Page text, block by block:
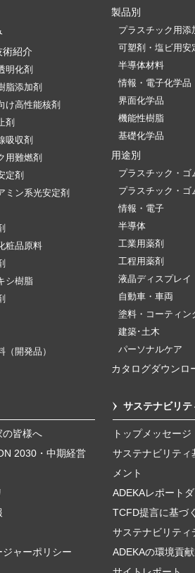
術紹介
明化剤
脂添加剤
け高性能核剤
剤
吸収剤
用難燃剤
定剤
ミン系光安定剤
粧品原料
シ樹脂
（開発品）
製品別
プラスチック用添
可塑剤・塩ビ用安
半導体材料
情報・電子化学品
界面化学品
機能性樹脂
基礎化学品
用途別
プラスチック・ゴ
プラスチック・ゴ
情報・電子
半導体
工業用薬剤
工程用薬剤
液晶ディスプレイ
自動車・車両
塗料・コーティン
建築･土木
パーソナルケア
カタログダウンロ
の皆様へ
2030・中期経営
ャーポリシー
サステナビリテ
トップメッセージ
サステナビリティ
メント
ADEKAレポート
TCFD提言に基づ
サステナビリティ
ADEKAの環境貢